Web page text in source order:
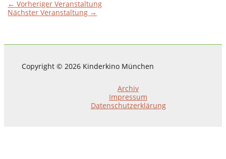
← Vorheriger Veranstaltung
Nächster Veranstaltung →
Copyright © 2026 Kinderkino München
Archiv
Impressum
Datenschutzerklärung